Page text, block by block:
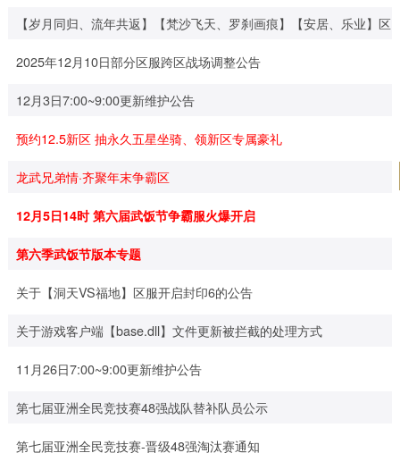
【岁月同归、流年共返】【梵沙飞天、罗刹画痕】【安居、乐业】区
服数据互通公告
2025年12月10日部分区服跨区战场调整公告
12月3日7:00~9:00更新维护公告
预约12.5新区 抽永久五星坐骑、领新区专属豪礼
龙武兄弟情·齐聚年末争霸区
12月5日14时 第六届武饭节争霸服火爆开启
第六季武饭节版本专题
关于【洞天VS福地】区服开启封印6的公告
关于游戏客户端【base.dll】文件更新被拦截的处理方式
11月26日7:00~9:00更新维护公告
第七届亚洲全民竞技赛48强战队替补队员公示
第七届亚洲全民竞技赛-晋级48强淘汰赛通知